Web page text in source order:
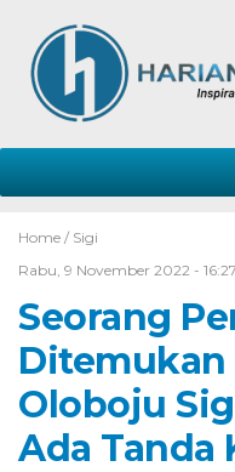
Home / Sigi
Rabu, 9 November 2022 -
Seorang
Ditemukan
Oloboju
Ada Tanda